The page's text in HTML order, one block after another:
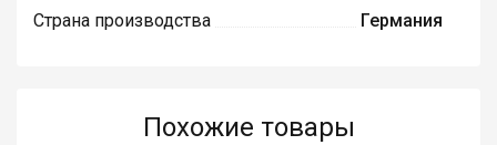
Страна производства
Германия
Похожие товары